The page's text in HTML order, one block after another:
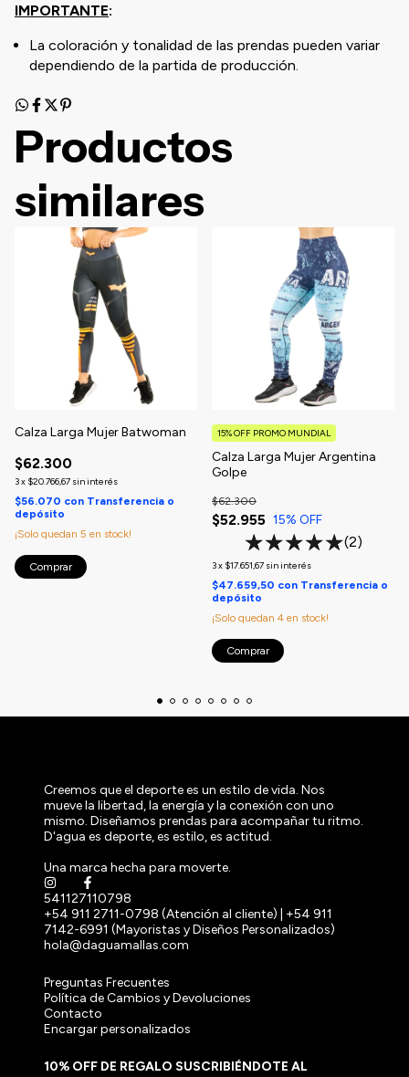
IMPORTANTE:
La coloración y tonalidad de las prendas pueden variar
dependiendo de la partida de producción.
Productos
similares
Calza Larga Mujer Batwoman
$62.300
3x $20.766,67 sin interés
$56.070 con Transferencia o
depósito
¡Solo quedan 5 en stock!
Comprar
Calza Larga Mujer Argentina
Golpe
$52.955
$62.300
15% OFF
(2)
3x $17.651,67 sin interés
15% OFF PROMO MUNDIAL
$47.659,50 con Transferencia o
depósito
¡Solo quedan 4 en stock!
Comprar
Creemos que el deporte es un estilo de vida. Nos
mueve la libertad, la energía y la conexión con uno
mismo. Diseñamos prendas para acompañar tu ritmo.
D'agua es deporte, es estilo, es actitud.
Una marca hecha para moverte.
541127110798
+54 911 2711-0798 (Atención al cliente) | +54 911
7142-6991 (Mayoristas y Diseños Personalizados)
hola@daguamallas.com
Preguntas Frecuentes
Política de Cambios y Devoluciones
Contacto
Encargar personalizados
10% OFF DE REGALO SUSCRIBIÉNDOTE AL